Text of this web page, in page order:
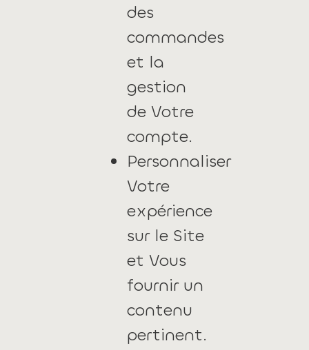
des
commandes
et la
gestion
de Votre
compte.
Personnaliser
Votre
expérience
sur le Site
et Vous
fournir un
contenu
pertinent.